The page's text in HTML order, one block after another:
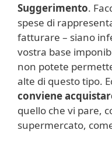
Suggerimento.
spese di
fatturare – siano
vostra base
non potete
alte di questo tipo.
conviene
quello che vi pare,
supermercato,